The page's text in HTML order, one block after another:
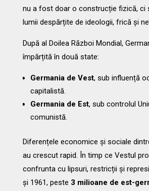
nu a fost doar o construcție fizică, ci
lumii despărțite de ideologii, frică și
După al Doilea Război Mondial,
împărțită în două state:
Germania de Vest, sub influență
capitalistă.
Germania de Est, sub controlul
comunistă.
Diferențele economice și sociale
au crescut rapid. În timp ce Vestul
confrunta cu lipsuri, restricții și
și 1961, peste 3 milioane de est-